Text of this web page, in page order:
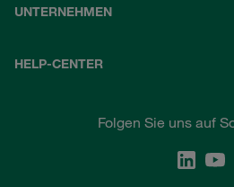
UNTERNEHMEN
HELP-CENTER
Folgen Sie uns auf